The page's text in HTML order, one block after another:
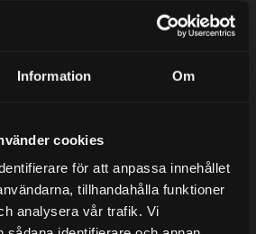
Information Om
cookies
för att anpassa innehållet
tillhandahålla funktioner
analysera vår trafik. Vi
med viss fördröjning. 2/7 -9/7 är